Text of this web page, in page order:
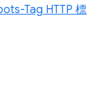
Tag HTTP 標